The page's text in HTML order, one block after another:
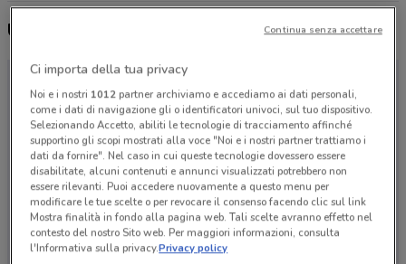
Ultime offerte del volantino Cassa di Ravenna
Ci importa della tua privacy
Noi e i nostri 1012partner archiviamo e accediamo ai dati personali,
come i dati di navigazione gli o identificatori univoci, sul tuo dispositivo.
Selezionando Accetto, abiliti le tecnologie di tracciamento affinché
supportino gli scopi mostrati alla voce "Noi e i nostri partner trattiamo i
dati da fornire". Nel caso in cui queste tecnologie dovessero essere
disabilitate, alcuni contenuti e annunci visualizzati potrebbero non
essere rilevanti. Puoi accedere nuovamente a questo menu per
modificare le tue scelte o per revocare il consenso facendo clic sul link
Mostra finalità in fondo alla pagina web. Tali scelte avranno effetto nel
contesto del nostro Sito web. Per maggiori informazioni, consulta
l'Informativa sulla privacy.Privacy policy
Continua senza accettare